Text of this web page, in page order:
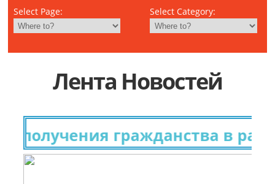
Select Page: Select Category:
Лента Новостей
гражданства в